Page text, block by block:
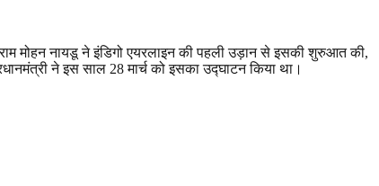
मोहन नायडू ने इंडिगो एयरलाइन की पहली उड़ान से इसकी शुरुआत की,
ने इस साल 28मार्च को इसका उद्घाटन किया था।